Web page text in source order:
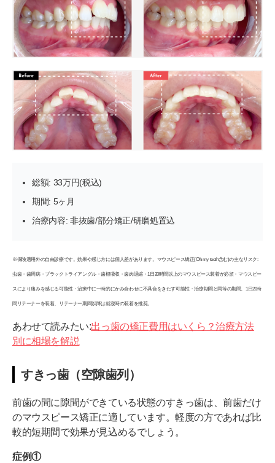
総額: 33万円(税込)
期間: 5ヶ月
治療内容: 非抜歯/部分矯正/研磨処置込
※保険適用外の自由診療です。効果や感じ方には個人差があります。マウスピース矯正(Oh my teeth含む)の主なリスク:
虫歯・歯周病・ブラックトライアングル・歯根吸収・歯肉退縮・1日20時間以上のマウスピース装着が必須・マウスピー
スにより痛みを感じる可能性・治療中に一時的にかみ合わせに不具合をきたす可能性・治療期間と同等の期間、1日20時
間リテーナーを装着、リテーナー期間以降は就寝時の装着を推奨。
あわせて読みたい:出っ歯の矯正費用はいくら？治療方法
別に相場を解説
すきっ歯（空隙歯列）
前歯の間に隙間ができている状態のすきっ歯は、前歯だけ
のマウスピース矯正に適しています。軽度の方であれば比
較的短期間で効果が見込めるでしょう。
症例①